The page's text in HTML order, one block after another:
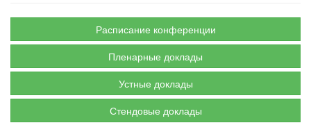
Расписание конференции
Пленарные доклады
Устные доклады
Стендовые доклады